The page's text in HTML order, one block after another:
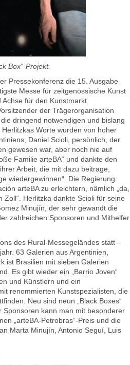
Box“-Projekt.
Pressekonferenz die 15. Ausgabe
Messe für zeitgenössische Kunst
für den Kunstmarkt
der Trägerorganisation
dringend notwendigen und bislang
Worte wurden von hoher
Daniel Scioli, persönlich, der
gewesen war, aber noch nie auf
Familie arteBA“ und dankte den
Arbeit, die mit dazu beitrage,
wiedergewinnen“. Die Regierung
arteBA zu erleichtern, nämlich „da,
Herlitzka dankte Scioli für seine
Minujín, der sehr gewandt die
zahlreichen Sponsoren und Mithelfer
des Rural-Messegeländes statt –
63 Galerien aus Argentinien,
ist Brasilien mit sieben Galerien
Es gibt wieder ein „Barrio Joven“
und Künstlern und ein
renommierten Kunstspezialisten, die
Neu sind neun „Black Boxes“
kann man mit besonderer
„arteBA-Petrobras“-Preis und die
Marta Minujín, Antonio Seguí, Luis